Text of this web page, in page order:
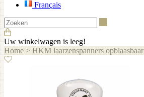
Français
Uw winkelwagen is leeg!
Home > HKM laarzenspanners opblaasbaar